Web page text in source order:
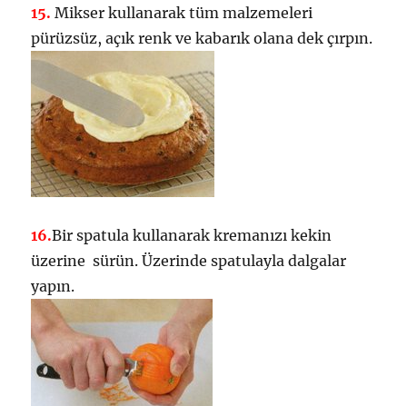
15. Mikser kullanarak tüm malzemeleri
pürüzsüz, açık renk ve kabarık olana dek çırpın.
16.Bir spatula kullanarak kremanızı kekin
üzerine sürün. Üzerinde spatulayla dalgalar
yapın.